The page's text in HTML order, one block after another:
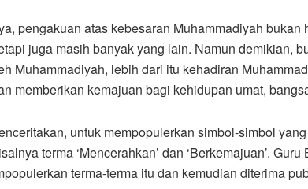
pengakuan atas kebesaran Muhammadiyah
juga masih banyak yang lain. Namun demikian,
Muhammadiyah, lebih dari itu kehadiran
memberikan kemajuan bagi kehidupan umat,
untuk mempopulerkan simbol-simbol
terma ‘Mencerahkan’ dan ‘Berkemajuan’.
terma-terma itu dan kemudian diterima